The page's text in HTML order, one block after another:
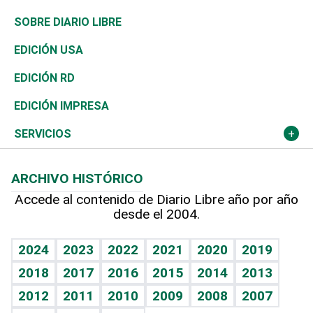
José Boquete
Reportajes
Asia
África
Ocenanía
Caribe
Resto del mundo
Consumo
Vivienda
Telecom.
Global y variable
Economía personal
Belleza
Buena Vida
Sociales
Novedades
Podcast Arte Libre
Hablando con el pediatra
Vida y familia
Eñe
Celebrando la vida
Golf
Ciclismo
Tenis
Olimpismo
Más deportes
Línea de hit
TBT Deportivo
De buena tinta
En Directo
El Espía
Noticiero Poteleche
Columnistas
Más firmas
Clima
Tecnología
Historia
Martes de tecnología
Cambio climático
Mundo
Economía
Revista
Deportes
Opinión
Hecho en casa
Guía del dinero
SOBRE DIARIO LIBRE
EDICIÓN USA
EDICIÓN RD
EDICIÓN IMPRESA
SERVICIOS
Cumpleaños
Horóscopos
Crucigramas
ARCHIVO HISTÓRICO
Accede al contenido de Diario Libre año por año
desde el 2004.
2024 2023 2022 2021 2020
2019
2018
2017 2016 2015 2014
2013
2012
2011 2010 2009 2008
2007